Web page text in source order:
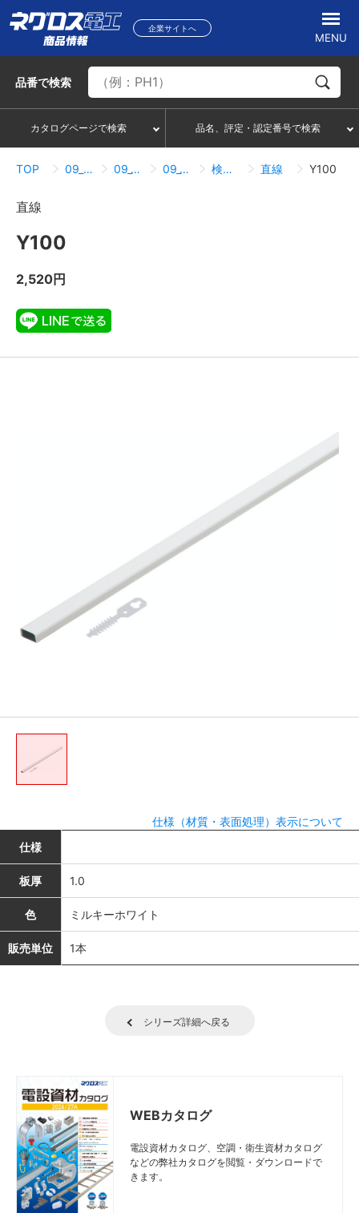
企業サイトへ
MENU
品番で検索
カタログページで検索 品名、評定・認定番号で検索
TOP 09_ダクト・メタルモール 09_10_メタルモール 09_10_01_直線 検索結果一覧 直線 Y100
直線
Y100
2,520円
仕様（材質・表面処理）表示について
仕様
板厚 1.0
色 ミルキーホワイト
販売単位 1本
シリーズ詳細へ戻る
WEBカタログ
電設資材カタログ、空調・衛生資材カタログ
などの弊社カタログを閲覧・ダウンロードで
きます。